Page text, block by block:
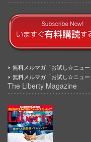
無料メルマガ「お試し☆ニュ
無料メルマガ「お試し☆ニュ
The Liberty Magazine